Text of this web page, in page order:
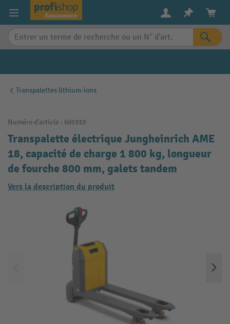
content
Transpalettes lithium-ions
Numéro d'article : 601919
Transpalette électrique Jungheinrich AME
18, capacité de charge 1 800 kg, longueur
de fourche 800 mm, galets tandem
Vers la description du produit